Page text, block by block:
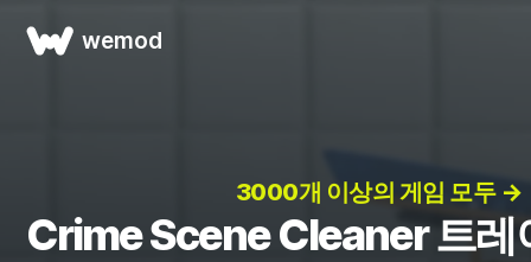
wemod
3000개 이상의 게임 모두 →
Crime Scene Cleaner 트레